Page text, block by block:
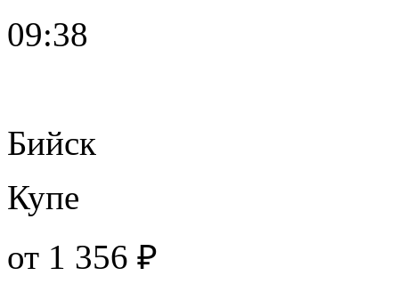
09:38
Бийск
Купе
от 1 356 ₽